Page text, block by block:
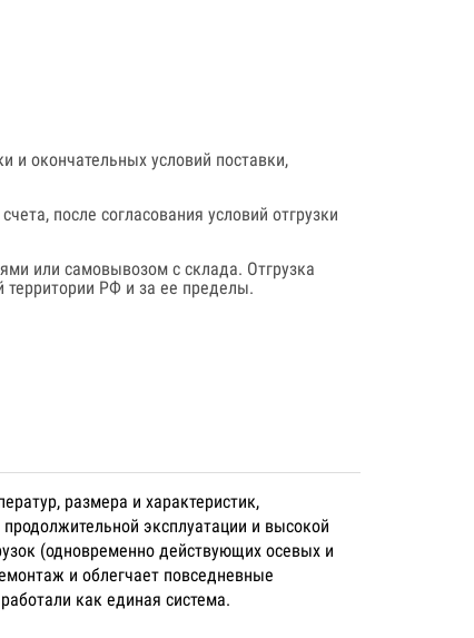
и окончательных условий поставки,
после согласования условий отгрузки
или самовывозом с склада. Отгрузка
территории РФ и за ее пределы.
размера и характеристик,
эксплуатации и высокой
(одновременно действующих осевых и
и облегчает повседневные
как единая система.